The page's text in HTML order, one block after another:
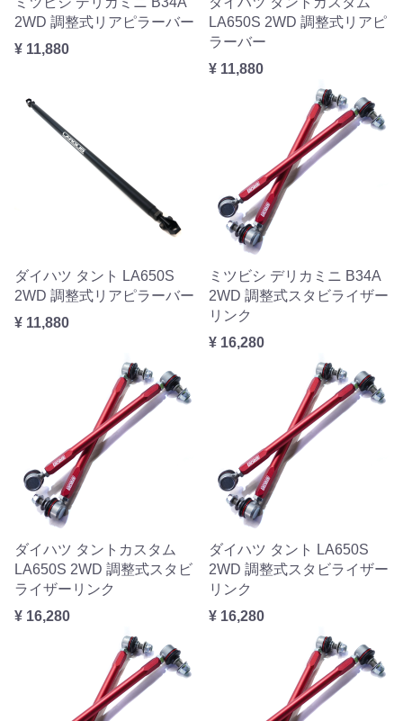
2WD 調整式リアピラーバー
¥ 11,880
LA650S 2WD 調整式リアピ
ラーバー
¥ 11,880
ダイハツ タント LA650S
2WD 調整式リアピラーバー
¥ 11,880
ミツビシ デリカミニ B34A
2WD 調整式スタビライザー
リンク
¥ 16,280
ダイハツ タントカスタム
LA650S 2WD 調整式スタビ
ライザーリンク
¥ 16,280
ダイハツ タント LA650S
2WD 調整式スタビライザー
リンク
¥ 16,280